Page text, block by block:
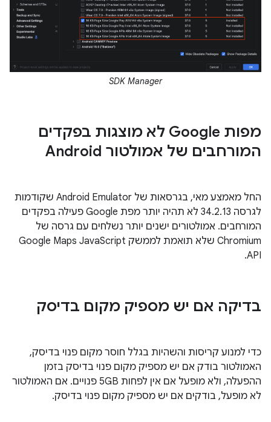
SDK Manager
מפות Google לא מוצגות בפקדים
המורחבים של אמולטור Android
החל מאמצע מאי, בגרסאות של Android Emulator שקודמות
לגרסה 34.2.13 לא תהיה יותר מפת Google פעילה בפקדים
המורחבים. אמולטורים ישנים יותר נשלחים עם גרסה של
Chromium שלא תואמת לממשק Google Maps JavaScript
API.
בדיקה אם יש מספיק מקום בדיסק
כדי למנוע קריסות והשהיות בגלל חוסר מקום פנוי בדיסק,
האמולטור בודק אם יש מספיק מקום פנוי בדיסק בזמן
ההפעלה, ולא מופעל אם אין לפחות 5GB פנויים. אם האמולטור
לא מופעל, בודקים אם יש מספיק מקום פנוי בדיסק.